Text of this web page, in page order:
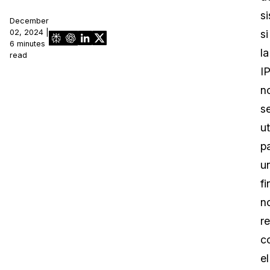
December
02, 2024 |
6 minutes
read
si
la
IP
el